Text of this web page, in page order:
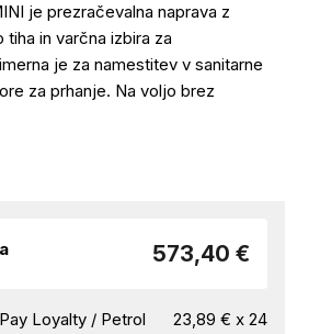
je prezračevalna naprava z
in varčna izbira za
je za namestitev v sanitarne
za prhanje. Na voljo brez
573,40 €
Loyalty / Petrol
23,89 € x 24